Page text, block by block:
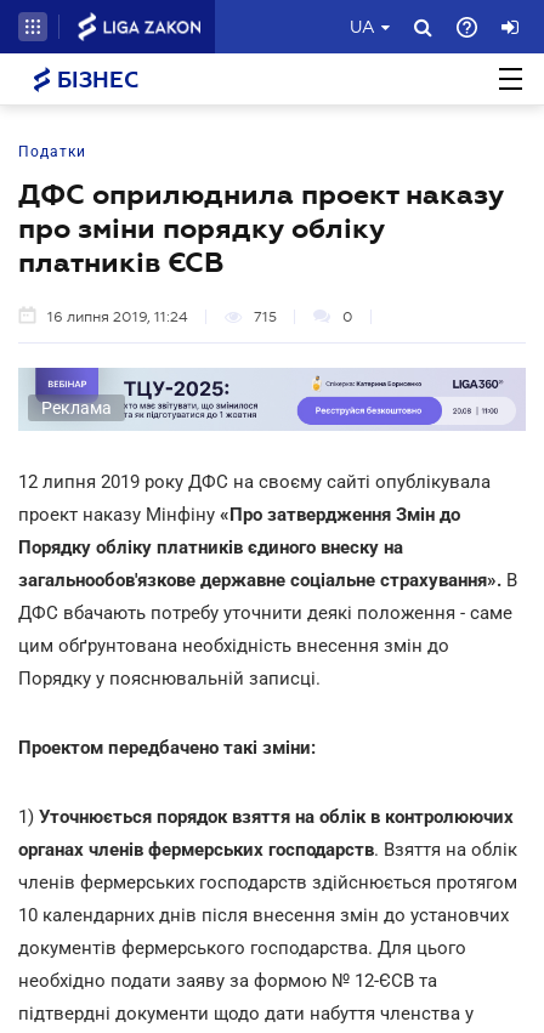
UA
БІЗНЕС
Податки
ДФС оприлюднила проект наказу
про зміни порядку обліку
платників ЄСВ
16 липня 2019, 11:24 715 0
Реклама
12 липня 2019 року ДФС на своєму сайті опублікувала
проект наказу Мінфіну «Про затвердження Змін до
Порядку обліку платників єдиного внеску на
загальнообов'язкове державне соціальне страхування». В
ДФС вбачають потребу уточнити деякі положення - саме
цим обґрунтована необхідність внесення змін до
Порядку у пояснювальній записці.
Проектом передбачено такі зміни:
1) Уточнюється порядок взяття на облік в контролюючих
органах членів фермерських господарств. Взяття на облік
членів фермерських господарств здійснюється протягом
10 календарних днів після внесення змін до установчих
документів фермерського господарства. Для цього
необхідно подати заяву за формою № 12-ЄСВ та
підтвердні документи щодо дати набуття членства у